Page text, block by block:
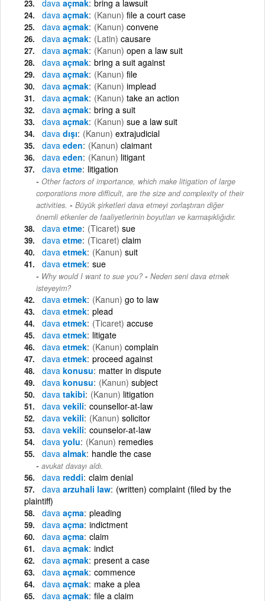
dava açmak bring a lawsuit
dava açmak (Kanun) file a court case
dava açmak (Kanun) convene
dava açmak (Latin) causare
dava açmak (Kanun) open a law suit
dava açmak bring a suit against
dava açmak (Kanun) file
dava açmak (Kanun) implead
dava açmak (Kanun) take an action
dava açmak bring a suit
dava açmak (Kanun) sue a law suit
dava dışı (Kanun) extrajudicial
dava eden (Kanun) claimant
dava eden (Kanun) litigant
dava etme litigation
Other factors of importance, which make litigation of large
corporations more difficult, are the size and complexity of their
activities. - Büyük şirketleri dava etmeyi zorlaştıran diğer
önemli etkenler de faaliyetlerinin boyutları ve karmaşıklığıdır.
dava etme (Ticaret) sue
dava etme (Ticaret) claim
dava etmek (Kanun) suit
dava etmek sue
Why would I want to sue you? - Neden seni dava etmek
isteyeyim?
dava etmek (Kanun) go to law
dava etmek plead
dava etmek (Ticaret) accuse
dava etmek litigate
dava etmek (Kanun) complain
dava etmek proceed against
dava konusu matter in dispute
dava konusu (Kanun) subject
dava takibi (Kanun) litigation
dava vekili counsellor-at-law
dava vekili (Kanun) solicitor
dava vekili counselor-at-law
dava yolu (Kanun) remedies
dava almak handle the case
avukat davayı aldı.
dava reddi claim denial
dava arzuhali law (written) complaint (filed by the
plaintiff)
dava açma pleading
dava açma indictment
dava açma claim
dava açmak indict
dava açmak present a case
dava açmak commence
dava açmak make a plea
dava açmak file a claim